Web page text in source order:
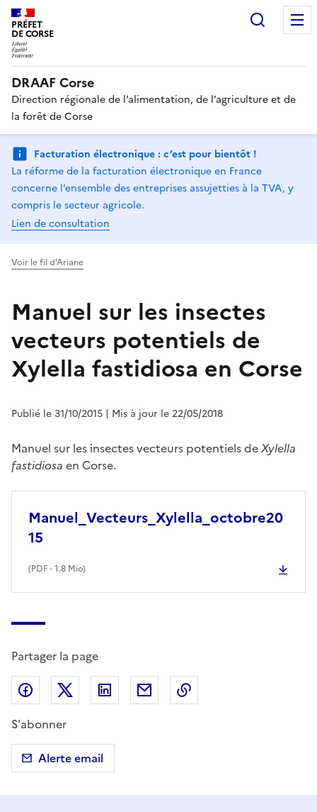
PRÉFET
DE CORSE
DRAAF Corse
Direction régionale de l’alimentation, de l’agriculture et de
la forêt de Corse
Facturation électronique : c’est pour bientôt !
La réforme de la facturation électronique en France
concerne l’ensemble des entreprises assujetties à la TVA, y
compris le secteur agricole.
Lien de consultation
Voir le fil d'Ariane
Manuel sur les insectes
vecteurs potentiels de
Xylella fastidiosa en Corse
Publié le 31/10/2015 | Mis à jour le 22/05/2018
Manuel sur les insectes vecteurs potentiels deXylella
fastidiosa en Corse.
Manuel_Vecteurs_Xylella_octobre20
15
(PDF- 1.8 Mio)
Partager la page
Partager sur Facebook
Partager sur X (anciennement Twitter)
Partager sur LinkedIn
Partager par email
S'abonner
Alerte email